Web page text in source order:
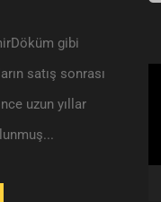
gibi
satış sonrası
uzun yıllar